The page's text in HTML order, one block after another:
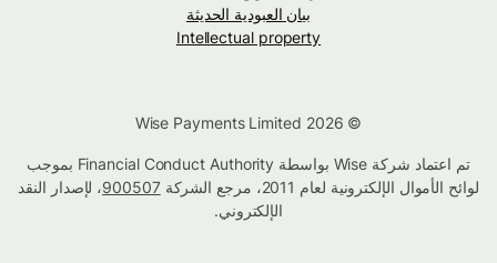
بيان العبودية الحديثة
Intellectual property
تم اعتماد شركة Wise بواسطة Financial Conduct Authority بموجب
لوائح الأموال الإلكترونية لعام 2011، مرجع الشركة
900507، لإصدار النقد
الإلكتروني.